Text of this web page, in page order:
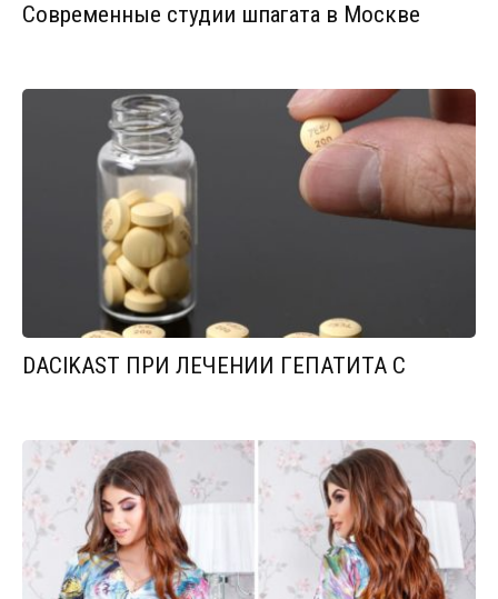
Современные студии шпагата в Москве
DACIKAST ПРИ ЛЕЧЕНИИ ГЕПАТИТА С